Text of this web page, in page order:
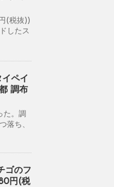
(税抜))
したス
イペイ
調布
た。調
落ち、
ゴのフ
円(税